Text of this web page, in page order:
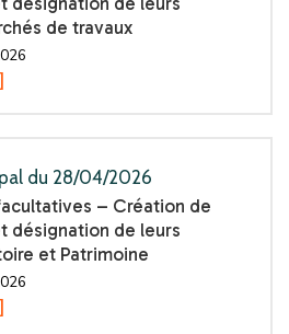
de travaux
du 28/04/2026
– Création de
désignation de leurs
et Patrimoine